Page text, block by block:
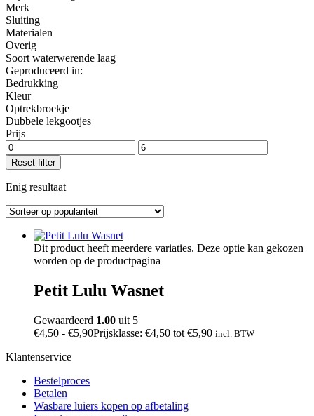
Merk
Sluiting
Materialen
Overig
Soort waterwerende laag
Geproduceerd in:
Bedrukking
Kleur
Optrekbroekje
Dubbele lekgootjes
Prijs
Reset filter
Enig resultaat
Dit product heeft meerdere variaties. Deze optie kan gekozen
worden op de productpagina
Petit Lulu Wasnet
Gewaardeerd 1.00 uit 5
€4,50 - €5,90Prijsklasse: €4,50 tot €5,90 incl. BTW
Klantenservice
Bestelproces
Betalen
Wasbare luiers kopen op afbetaling